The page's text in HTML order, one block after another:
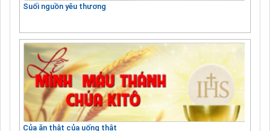
Suối nguồn yêu thương
Của ăn thật của uống thật